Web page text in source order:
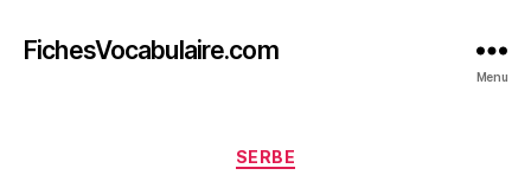
FichesVocabulaire.com
Menu
Catégories
SERBE